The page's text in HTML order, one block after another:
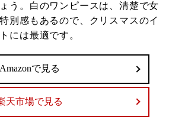
う。白のワンピースは、清楚で女
別感もあるので、クリスマスのイ
には最適です。
Amazonで見る
天市場で見る